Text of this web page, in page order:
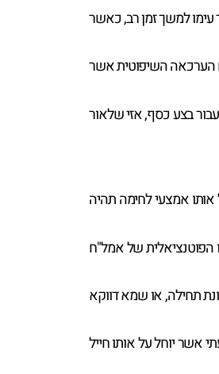
למשך זמן רב, כאשר
הערכאה השיפוטית אשר
בצע כסף, אזי שלאור
אמצעי לחימה תהיה
הפוטנציאלית של אמל"ח
תחילה, או שמא דווקא
אשר יוחל על אותו חייל